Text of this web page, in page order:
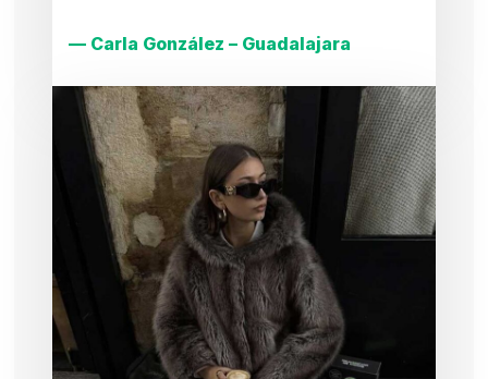
— Carla González – Guadalajara